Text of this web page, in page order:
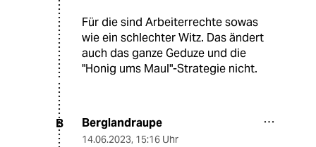
Für die sind Arbeiterrechte sowas
wie ein schlechter Witz. Das ändert
auch das ganze Geduze und die
"Honig ums Maul"-Strategie nicht.
B Berglandraupe
14.06.2023, 15:16 Uhr